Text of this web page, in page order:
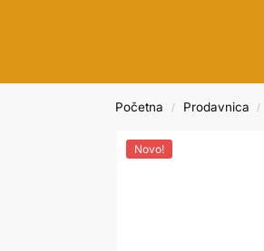
Početna / Prodavnica /
Novo!